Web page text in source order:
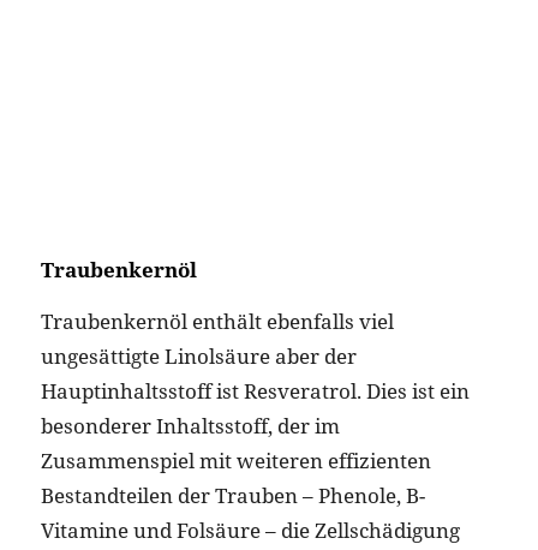
repariert, Entzündungen hemmt und die
Immunabwehr stärkt.